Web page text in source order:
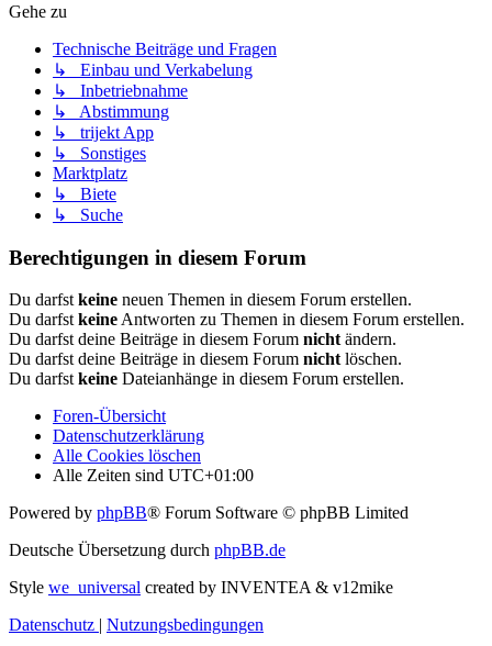
Gehe zu
Technische Beiträge und Fragen
↳ Einbau und Verkabelung
↳ Inbetriebnahme
↳ Abstimmung
↳ trijekt App
↳ Sonstiges
Marktplatz
↳ Biete
↳ Suche
Berechtigungen in diesem Forum
Du darfst keine neuen Themen in diesem Forum erstellen.
Du darfst keine Antworten zu Themen in diesem Forum erstellen.
Du darfst deine Beiträge in diesem Forum nicht ändern.
Du darfst deine Beiträge in diesem Forum nicht löschen.
Du darfst keine Dateianhänge in diesem Forum erstellen.
Foren-Übersicht
Datenschutzerklärung
Alle Cookies löschen
Alle Zeiten sind UTC+01:00
Powered by phpBB® Forum Software © phpBB Limited
Deutsche Übersetzung durch phpBB.de
Style we_universal created by INVENTEA & v12mike
Datenschutz | Nutzungsbedingungen